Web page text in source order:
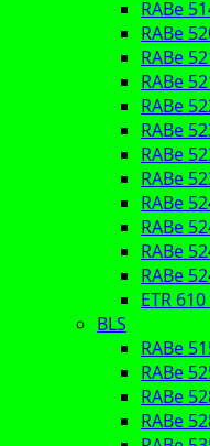
RABe
RABe
RABe
RABe
RABe
RABe
RABe
RABe
RABe
RABe
RABe
RABe
ETR
BLS
RABe
RABe
RABe
RABe